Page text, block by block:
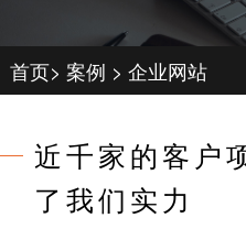
首页> 案例 > 企业网站
近千家的客户
了我们实力